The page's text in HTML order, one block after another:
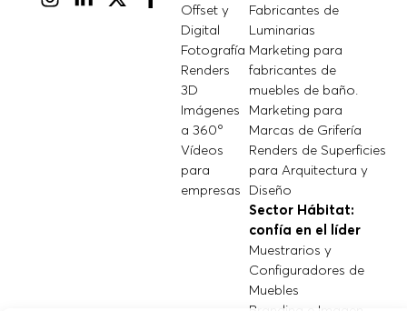
Offset y
Digital
Fotografía
Renders
3D
Imágenes
a 360º
Vídeos
para
empresas
Fabricantes de
Luminarias
Marketing para
fabricantes de
muebles de baño.
Marketing para
Marcas de Grifería
Renders de Superficies
para Arquitectura y
Diseño
Sector Hábitat:
confía en el líder
Muestrarios y
Configuradores de
Muebles